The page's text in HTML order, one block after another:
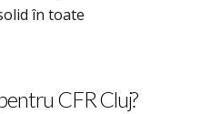
în toate
CFR Cluj?